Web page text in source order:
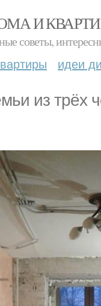
И
советы,
идеи
из трёх